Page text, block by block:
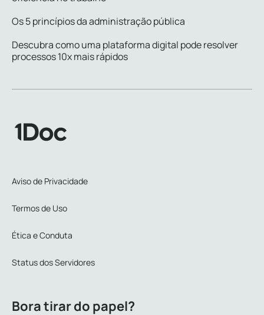
Os 5 princípios da administração pública
Descubra como uma plataforma digital pode resolver
processos 10x mais rápidos
Aviso de Privacidade
Termos de Uso
Ética e Conduta
Status dos Servidores
Bora tirar do papel?